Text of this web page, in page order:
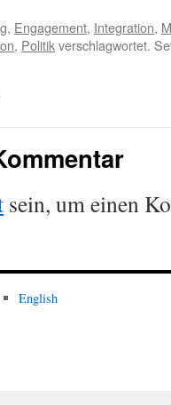
, Engagement, Integration,
, Politikverschlagwortet.
sein, um einen
English